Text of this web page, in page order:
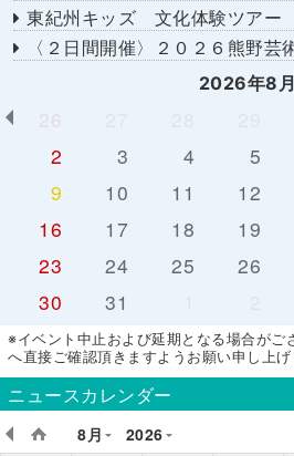
東紀州キッズ 文化体験ツアー
〈２日間開催〉２０２６熊野芸
2026年8月
26
2
3 4 5
9
10 11 12
16
17 18 19
23
24 25 26
30
31
※イベント中止および延期となる場合がご
へ直接ご確認頂きますようお願い申し上げ
ニュースカレンダー
8月
2026